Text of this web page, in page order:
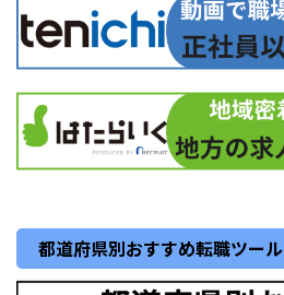
都道府県別おすすめ転職ツール